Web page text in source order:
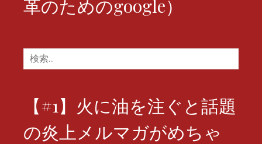
革のためのgoogle）
検
索:
【#1】火に油を注ぐと話題
の炎上メルマガがめちゃ